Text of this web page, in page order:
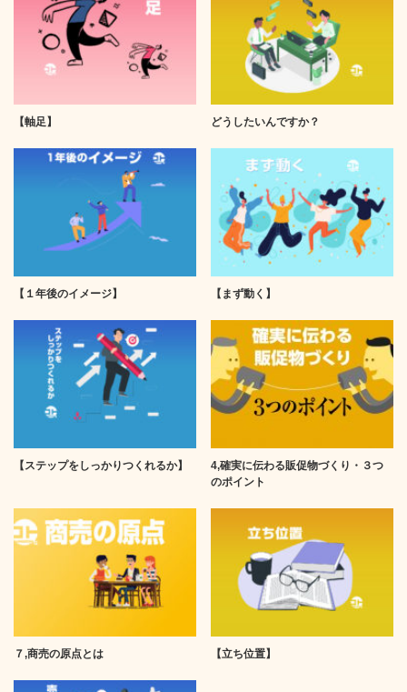
【軸足】 どうしたいんですか？
【１年後のイメージ】 【まず動く】
【ステップをしっかりつくれるか】
4,確実に伝わる販促物づくり・３つ
のポイント
７,商売の原点とは 【立ち位置】